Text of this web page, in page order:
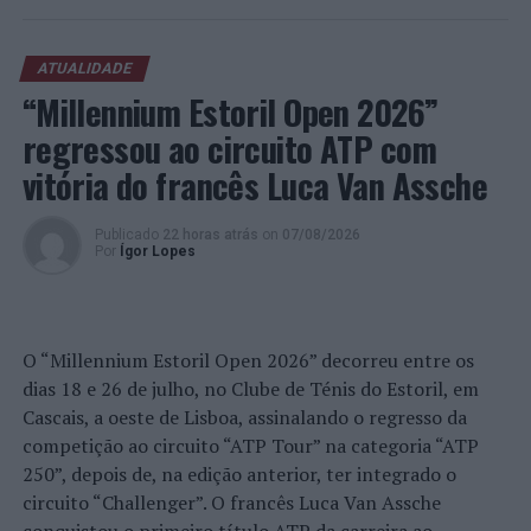
com a revista LER.
Esta sessão contará, ainda, com a moderação do
aclamado contista, escritor e cronista português Paulo
Kellerman.
“Nada se equipara a um livro, a um conto bem escrito, a
uma história bem contada. A nossa iniciativa pretende
leitores para que se leia com paixão e oportunidade de
salvação, para poder seduzir quem lê com as vidas dos
personagens dos romances, a sabedoria dos filósofos e o
encantamento dos poetas. Aceitamos começar pelos
contos. Acreditamos que funcionará porque a pesca de
leitores depende da escolha das redes e quando o leitor é
ATUALIDADE
“Millennium Estoril Open 2026”
regressou ao circuito ATP com
vitória do francês Luca Van Assche
Publicado 22 horas atrás on 07/08/2026
Por
Ígor Lopes
O “Millennium Estoril Open 2026” decorreu entre os
dias 18 e 26 de julho, no Clube de Ténis do Estoril, em
Cascais, a oeste de Lisboa, assinalando o regresso da
competição ao circuito “ATP Tour” na categoria “ATP
250”, depois de, na edição anterior, ter integrado o
circuito “Challenger”. O francês Luca Van Assche